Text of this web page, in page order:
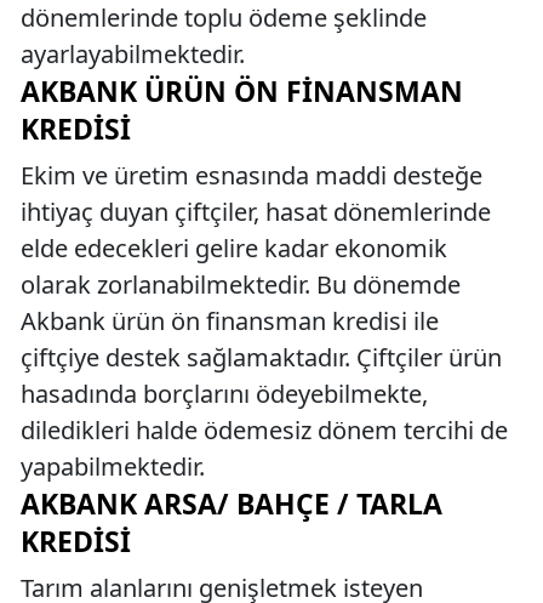
dönemlerinde toplu ödeme şeklinde
ayarlayabilmektedir.
AKBANK ÜRÜN ÖN FINANSMAN
KREDISI
Ekim ve üretim esnasında maddi desteğe
ihtiyaç duyan çiftçiler, hasat dönemlerinde
elde edecekleri gelire kadar ekonomik
olarak zorlanabilmektedir. Bu dönemde
Akbank ürün ön finansman kredisi ile
çiftçiye destek sağlamaktadır. Çiftçiler ürün
hasadında borçlarını ödeyebilmekte,
diledikleri halde ödemesiz dönem tercihi de
yapabilmektedir.
AKBANK ARSA/ BAHÇE / TARLA
KREDISI
Tarım alanlarını genişletmek isteyen